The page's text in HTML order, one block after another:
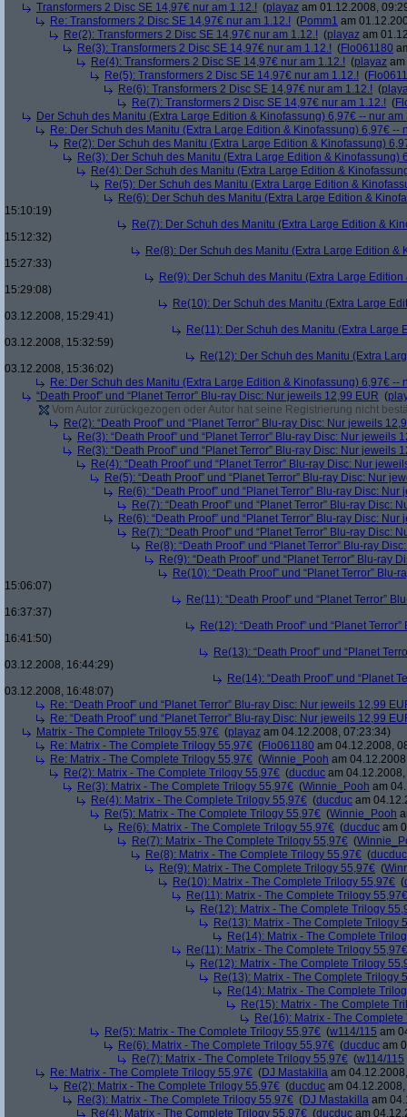
Transformers 2 Disc SE 14,97€ nur am 1.12.! (playaz am 01.12.2008,
Re: Transformers 2 Disc SE 14,97€ nur am 1.12.! (Pomm1 am
Re(2): Transformers 2 Disc SE 14,97€ nur am 1.12.! (playaz am
Re(3): Transformers 2 Disc SE 14,97€ nur am 1.12.! (Flo061180
Re(4): Transformers 2 Disc SE 14,97€ nur am 1.12.! (playaz
Re(5): Transformers 2 Disc SE 14,97€ nur am 1.12.! (
Re(6): Transformers 2 Disc SE 14,97€ nur am 1.12.! (
Re(7): Transformers 2 Disc SE 14,97€ nur am 1.12.! (
Der Schuh des Manitu (Extra Large Edition & Kinofassung) 6,97€ -- nur am
Re: Der Schuh des Manitu (Extra Large Edition & Kinofassung) 6,97€ --
Re(2): Der Schuh des Manitu (Extra Large Edition & Kinofassung)
Re(3): Der Schuh des Manitu (Extra Large Edition & Kinofassung)
Re(4): Der Schuh des Manitu (Extra Large Edition &
Re(5): Der Schuh des Manitu (Extra Large Edition &
Re(6): Der Schuh des Manitu (Extra Large Edition &
15:10:19)
Re(7): Der Schuh des Manitu (Extra Large Edition &
15:12:32)
Re(8): Der Schuh des Manitu (Extra Large Edition &
15:27:33)
Re(9): Der Schuh des Manitu (Extra Large
15:29:08)
Re(10): Der Schuh des Manitu (Extra Large
03.12.2008, 15:29:41)
Re(11): Der Schuh des Manitu (Extra Large
03.12.2008, 15:32:59)
Re(12): Der Schuh des Manitu (Extra
03.12.2008, 15:36:02)
Re: Der Schuh des Manitu (Extra Large Edition & Kinofassung) 6,97€ --
“Death Proof” und “Planet Terror” Blu-ray Disc: Nur jeweils 12,99 EUR (
Vom Autor zurückgezogen oder Autor hat seine Registrierung nicht
Re(2): “Death Proof” und “Planet Terror” Blu-ray Disc: Nur jeweils
Re(3): “Death Proof” und “Planet Terror” Blu-ray Disc: Nur jeweils
Re(3): “Death Proof” und “Planet Terror” Blu-ray Disc: Nur jeweils
Re(4): “Death Proof” und “Planet Terror” Blu-ray Disc: Nur
Re(5): “Death Proof” und “Planet Terror” Blu-ray Disc: Nur
Re(6): “Death Proof” und “Planet Terror” Blu-ray Disc:
Re(7): “Death Proof” und “Planet Terror” Blu-ray Disc:
Re(6): “Death Proof” und “Planet Terror” Blu-ray Disc:
Re(7): “Death Proof” und “Planet Terror” Blu-ray Disc:
Re(8): “Death Proof” und “Planet Terror” Blu-ray
Re(9): “Death Proof” und “Planet Terror” Blu-ray
Re(10): “Death Proof” und “Planet Terror”
15:06:07)
Re(11): “Death Proof” und “Planet Terror”
16:37:37)
Re(12): “Death Proof” und “Planet
16:41:50)
Re(13): “Death Proof” und “Planet
03.12.2008, 16:44:29)
Re(14): “Death Proof” und “Planet
03.12.2008, 16:48:07)
Re: “Death Proof” und “Planet Terror” Blu-ray Disc: Nur jeweils 12,99
Re: “Death Proof” und “Planet Terror” Blu-ray Disc: Nur jeweils 12,99
Matrix - The Complete Trilogy 55,97€ (playaz am 04.12.2008, 07:23:34)
Re: Matrix - The Complete Trilogy 55,97€ (Flo061180 am 04.12.2008,
Re: Matrix - The Complete Trilogy 55,97€ (Winnie_Pooh am
Re(2): Matrix - The Complete Trilogy 55,97€ (ducduc am
Re(3): Matrix - The Complete Trilogy 55,97€ (Winnie_Pooh am
Re(4): Matrix - The Complete Trilogy 55,97€ (ducduc am
Re(5): Matrix - The Complete Trilogy 55,97€ (Winnie_Pooh
Re(6): Matrix - The Complete Trilogy 55,97€ (ducduc am
Re(7): Matrix - The Complete Trilogy 55,97€ (
Re(8): Matrix - The Complete Trilogy 55,97€ (ducduc
Re(9): Matrix - The Complete Trilogy 55,97€ (
Re(10): Matrix - The Complete Trilogy 55,97€ (
Re(11): Matrix - The Complete Trilogy 55,97€
Re(12): Matrix - The Complete Trilogy
Re(13): Matrix - The Complete Trilogy
Re(14): Matrix - The Complete
Re(11): Matrix - The Complete Trilogy 55,97€
Re(12): Matrix - The Complete Trilogy
Re(13): Matrix - The Complete Trilogy
Re(14): Matrix - The Complete
Re(15): Matrix - The Complete
Re(16): Matrix - The
Re(5): Matrix - The Complete Trilogy 55,97€ (w114/115 am
Re(6): Matrix - The Complete Trilogy 55,97€ (ducduc am
Re(7): Matrix - The Complete Trilogy 55,97€ (w114/115
Re: Matrix - The Complete Trilogy 55,97€ (DJ Mastakilla am
Re(2): Matrix - The Complete Trilogy 55,97€ (ducduc am
Re(3): Matrix - The Complete Trilogy 55,97€ (DJ Mastakilla am
Re(4): Matrix - The Complete Trilogy 55,97€ (ducduc am